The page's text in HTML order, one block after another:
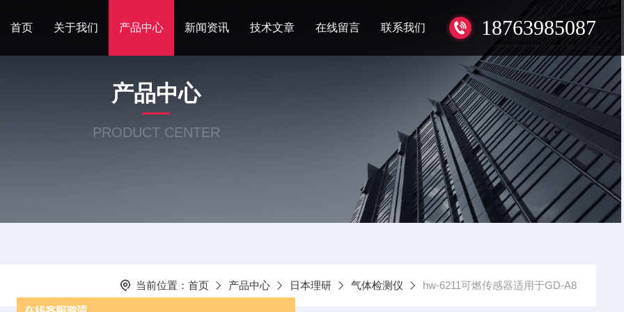
18763985087
首页 关于我们 产品中心 新闻资讯 技术文章 在线留言 联系我们
产品中心
PRODUCT CENTER
当前位置： 首页 产品中心 日本理研 气体检测仪 hw-6211可燃传感器适用于GD-A8